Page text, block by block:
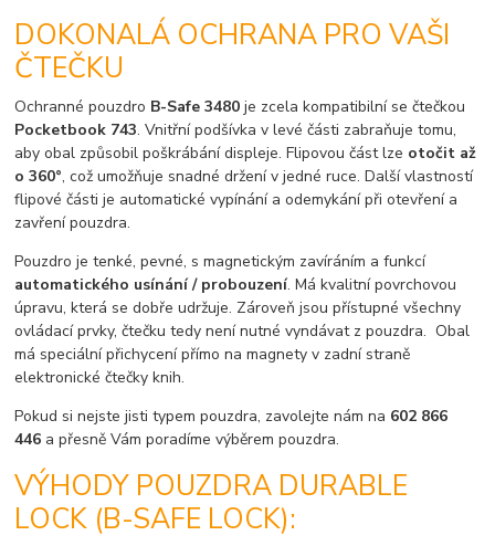
DOKONALÁ OCHRANA PRO VAŠI
ČTEČKU
Ochranné pouzdro B-Safe 3480je zcela kompatibilní se čtečkou
Pocketbook 743. Vnitřní podšívka v levé části zabraňuje tomu,
aby obal způsobil poškrábání displeje. Flipovou část lze otočit až
o 360°, což umožňuje snadné držení v jedné ruce. Další vlastností
flipové části je automatické vypínání a odemykání při otevření a
zavření pouzdra.
Pouzdro je tenké, pevné, s magnetickým zavíráním a funkcí
automatického usínání / probouzení. Má kvalitní povrchovou
úpravu, která se dobře udržuje. Zároveň jsou přístupné všechny
ovládací prvky, čtečku tedy není nutné vyndávat z pouzdra. Obal
má speciální přichycení přímo na magnety v zadní straně
elektronické čtečky knih.
Pokud si nejste jisti typem pouzdra, zavolejte nám na 602 866
446 a přesně Vám poradíme výběrem pouzdra.
VÝHODY POUZDRA DURABLE
LOCK (B-SAFE LOCK):